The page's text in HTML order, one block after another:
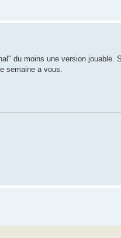
du moins une version jouable.
semaine a vous.